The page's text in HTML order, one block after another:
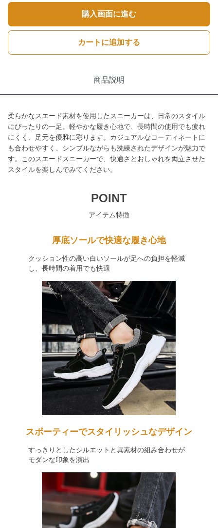
購入画面に進む
カートに追加する
商品説明
柔らかなスエード素材を使用したスニーカーは、日常のスタイル
にぴったりの一足。軽やかな履き心地で、長時間の使用でも疲れ
にくく、足元を優雅に彩ります。カジュアルなコーディネートに
も合わせやすく、シンプルながらも洗練されたデザインが魅力で
す。このスエードスニーカーで、快適さとおしゃれを両立させた
スタイルを楽しんでみてください。
POINT
アイテム特徴
厚底ソールで快適な履き心地
クッション性の高い白いソールが足への負担を軽減
し、長時間の着用でも快適
スポーティーでスタイリッシュなデザイン
すっきりとしたシルエットと異素材の組み合わせが
モダンな印象を演出